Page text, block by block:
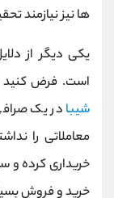
ها نیز نیازمند
یکی دیگر از
است. فرض کنید
شیبا در یک
معاملاتی را
خریداری کرده و
خرید و فروش